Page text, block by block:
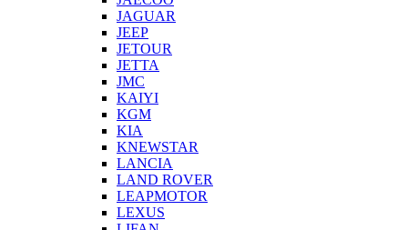
JAGUAR
JEEP
JETOUR
JETTA
JMC
KAIYI
KGM
KIA
KNEWSTAR
LANCIA
LAND ROVER
LEAPMOTOR
LEXUS